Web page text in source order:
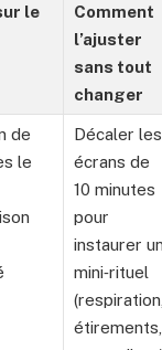
le
Comment
l’ajuster
sans tout
changer
de
le
Décaler les
écrans de
10 minutes
pour
instaurer
mini‑rituel
étirements,